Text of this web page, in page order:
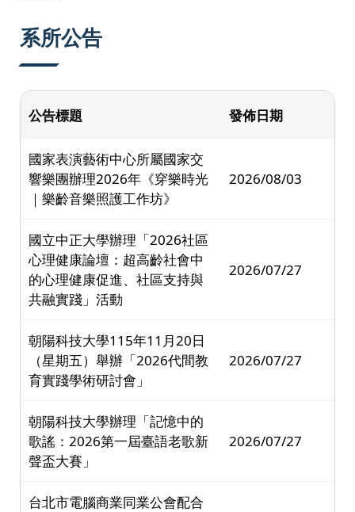
系所公告
公告標題 發佈日期
國家表演藝術中心所屬國家交
響樂團辦理2026年《穿樂時光
｜樂齡音樂照護工作坊》
2026/08/03
國立中正大學辦理「2026社區
心理健康論壇：超高齡社會中
的心理健康促進、社區支持與
共融實踐」活動
2026/07/27
朝陽科技大學115年11月20日
（星期五）舉辦「2026代間教
育實踐學術研討會」
2026/07/27
朝陽科技大學辦理「記憶中的
歌謠：2026第一屆臺語老歌新
聲盃大賽」
2026/07/27
台北市電腦商業同業公會配合